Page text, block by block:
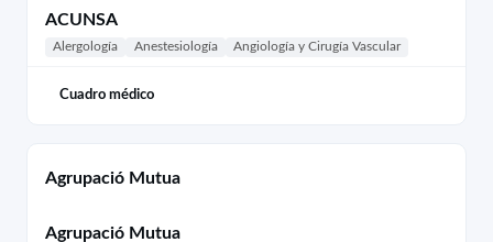
ACUNSA
Alergología Anestesiología Angiología y Cirugía Vascular
Cuadro médico
Agrupació Mutua
Agrupació Mutua